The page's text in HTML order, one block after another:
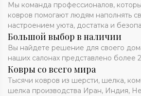
Мы команда профессионалов,
ковров помогают людям наполнять
настроением уюта, достатка и
Большой выбор в наличии
Вы найдете решение для своего
наших салонах представлено более
Ковры со всего мира
Тысячи ковров из шерсти, шелка,
шелка производства Иран, Индия,